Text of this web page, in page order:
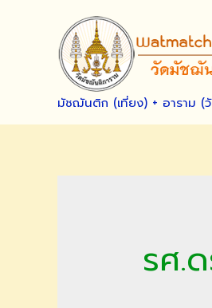
มัชฌันติก (เที่ยง) + อาราม (
รศ.